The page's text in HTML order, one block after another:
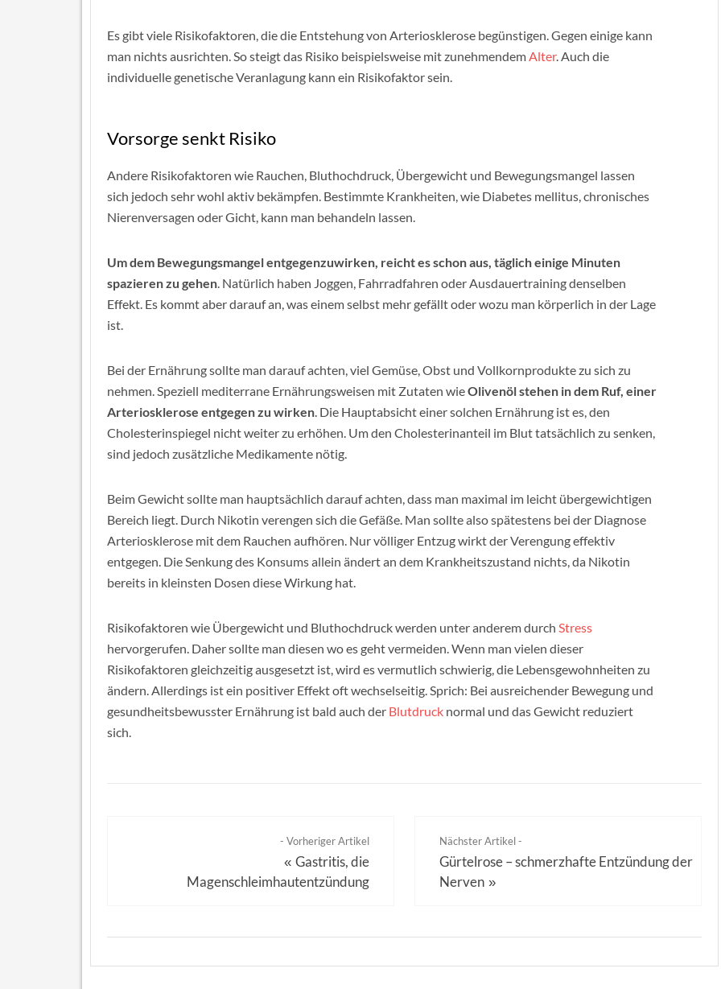
Es gibt viele Risikofaktoren, die die Entstehung von Arteriosklerose begünstigen. Gegen einige kann
man nichts ausrichten. So steigt das Risiko beispielsweise mit zunehmendemAlter. Auch die
individuelle genetische Veranlagung kann ein Risikofaktor sein.
Vorsorge senkt Risiko
Andere Risikofaktoren wie Rauchen, Bluthochdruck, Übergewicht und Bewegungsmangel lassen
sich jedoch sehr wohl aktiv bekämpfen. Bestimmte Krankheiten, wie Diabetes mellitus, chronisches
Nierenversagen oder Gicht, kann man behandeln lassen.
Um dem Bewegungsmangel entgegenzuwirken, reicht es schon aus, täglich einige Minuten
spazieren zu gehen. Natürlich haben Joggen, Fahrradfahren oder Ausdauertraining denselben
Effekt. Es kommt aber darauf an, was einem selbst mehr gefällt oder wozu man körperlich in der Lage
ist.
Bei der Ernährung sollte man darauf achten, viel Gemüse, Obst und Vollkornprodukte zu sich zu
nehmen. Speziell mediterrane Ernährungsweisen mit Zutaten wieOlivenöl stehen in dem Ruf, einer
Arteriosklerose entgegen zu wirken. Die Hauptabsicht einer solchen Ernährung ist es, den
Cholesterinspiegel nicht weiter zu erhöhen. Um den Cholesterinanteil im Blut tatsächlich zu senken,
sind jedoch zusätzliche Medikamente nötig.
Beim Gewicht sollte man hauptsächlich darauf achten, dass man maximal im leicht übergewichtigen
Bereich liegt. Durch Nikotin verengen sich die Gefäße. Man sollte also spätestens bei der Diagnose
Arteriosklerose mit dem Rauchen aufhören. Nur völliger Entzug wirkt der Verengung effektiv
entgegen. Die Senkung des Konsums allein ändert an dem Krankheitszustand nichts, da Nikotin
bereits in kleinsten Dosen diese Wirkung hat.
Risikofaktoren wie Übergewicht und Bluthochdruck werden unter anderem durch Stress
hervorgerufen. Daher sollte man diesen wo es geht vermeiden. Wenn man vielen dieser
Risikofaktoren gleichzeitig ausgesetzt ist, wird es vermutlich schwierig, die Lebensgewohnheiten zu
ändern. Allerdings ist ein positiver Effekt oft wechselseitig. Sprich: Bei ausreichender Bewegung und
gesundheitsbewusster Ernährung ist bald auch der Blutdruck normal und das Gewicht reduziert
sich.
- Vorheriger Artikel
« Gastritis, die
Magenschleimhautentzündung
Nächster Artikel -
Gürtelrose – schmerzhafte Entzündung der
Nerven »